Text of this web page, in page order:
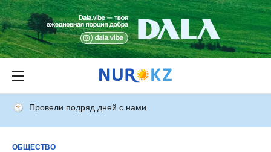
Провели подряд дней с нами
ОБЩЕСТВО